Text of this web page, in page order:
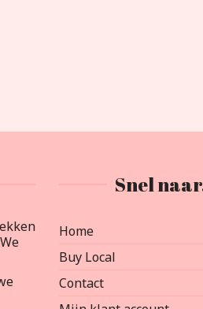
Snel
Home
Buy Local
Contact